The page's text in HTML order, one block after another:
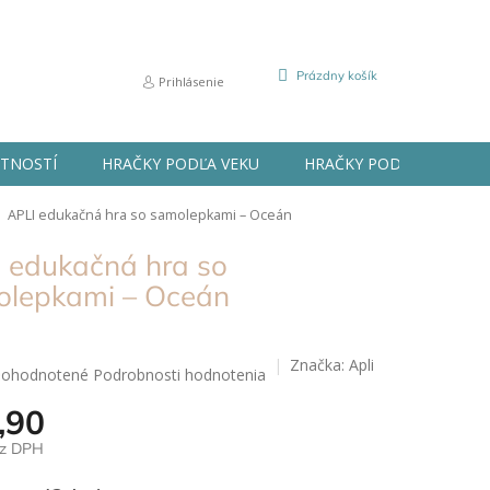
Prihlásenie
NÁKUPNÝ
Prázdny košík
HRAČKY PODĽA VEKU HRAČKY PODĽA
APLI edukačná hra so samolepkami – Oceán
edukačná hra so
– Oceán
Podrobnosti hodnotenia Značka:Apli
DPH